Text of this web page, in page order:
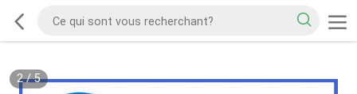
2/5